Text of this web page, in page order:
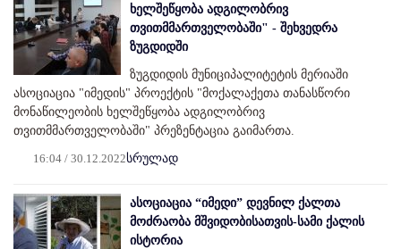
ხელშეწყობა ადგილობრივ
თვითმმართველობაში" - შეხვედრა
ზუგდიდში
ზუგდიდის მუნიციპალიტეტის მერიაში
ასოციაცია "იმედის" პროექტის "მოქალაქეთა თანასწორი
მონაწილეობის ხელშეწყობა ადგილობრივ
თვითმმართველობაში" პრეზენტაცია გაიმართა.
16:04 / 30.12.2022სრულად
ასოციაცია “იმედი” დევნილ ქალთა
მოძრაობა მშვიდობისათვის-სამი ქალის
ისტორია